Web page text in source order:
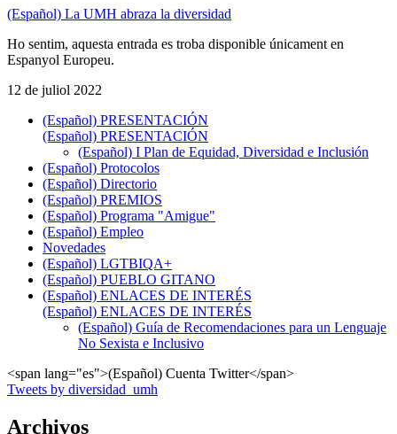
(Español) La UMH abraza la diversidad
Ho sentim, aquesta entrada es troba disponible únicament en
Espanyol Europeu.
12 de juliol 2022
(Español) PRESENTACIÓN
(Español) PRESENTACIÓN
(Español) I Plan de Equidad, Diversidad e Inclusión
(Español) Protocolos
(Español) Directorio
(Español) PREMIOS
(Español) Programa "Amigue"
(Español) Empleo
Novedades
(Español) LGTBIQA+
(Español) PUEBLO GITANO
(Español) ENLACES DE INTERÉS
(Español) ENLACES DE INTERÉS
(Español) Guía de Recomendaciones para un Lenguaje
No Sexista e Inclusivo
<span lang="es">(Español) Cuenta Twitter</span>
Tweets by diversidad_umh
Archivos